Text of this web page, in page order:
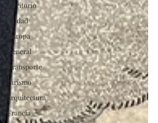
territorio
ciudad
Europa
General
Transporte
turismo
arquitectura
Francia